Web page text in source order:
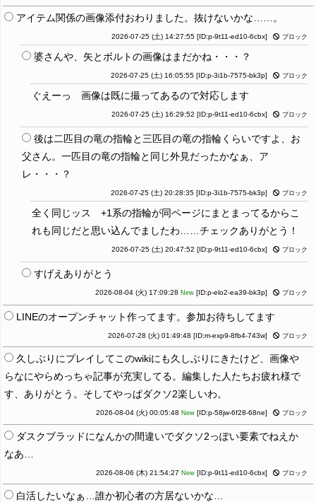
アイテム関係の画像添付おわりました。抜けないかな……。
2026-07-25 (土) 14:27:55 [ID:p-9t11-ed10-6cbx] ブロック
婆さんや、矢とボルトの画像はまだかね・・・？
2026-07-25 (土) 16:05:55 [ID:p-3i1b-7575-bk3p] ブロック
ぐえーっ 画像は既に撮ってあるので対応します
2026-07-25 (土) 16:29:52 [ID:p-9t11-ed10-6cbx] ブロック
後は二匹目の竜の指輪と三匹目の竜の指輪くらいですよ、お
父さん。一匹目の竜の指輪と同じ外見だったかなぁ、ア
レ・・・？
2026-07-25 (土) 20:28:35 [ID:p-3i1b-7575-bk3p] ブロック
全く同じッス +1系の指輪が同ページにまとまってるからこ
れも同じだと思い込んでましたわ……チェックありがとう！
2026-07-25 (土) 20:47:52 [ID:p-9t11-ed10-6cbx] ブロック
すげえありがとう
2026-08-04 (火) 17:09:28 New [ID:p-elo2-ea39-bk3p] ブロック
LINEのオープンチャット作ってます。参加お待ちしてます
2026-07-28 (火) 01:49:48 [ID:m-exp9-8fb4-743w] ブロック
久しぶりにプレイしてこのwikiにも久しぶりにきたけど、画像や
らなにやらめっちゃ記事が充実してる。編集した人たちお疲れ様で
す、ありがとう。そしてやっぱダクソ2楽しいわ。
2026-08-04 (火) 00:05:48 New [ID:p-58jw-6f28-68ne] ブロック
ダスクブラッドになんかの間違いでダクソ2っぽい要素でねえか
なあ…
2026-08-06 (木) 21:54:27 New [ID:p-9t11-ed10-6cbx] ブロック
白活したいなぁ…誰か初心者の方居ないかな…